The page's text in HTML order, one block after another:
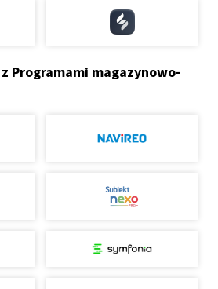
Programami magazynowo-